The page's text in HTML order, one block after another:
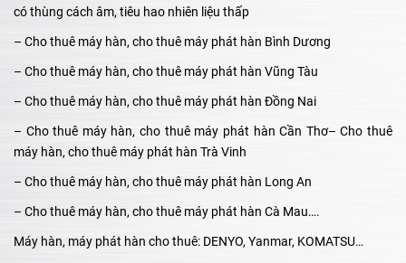
có thùng cách âm, tiêu hao nhiên liệu thấp
– Cho thuê máy hàn, cho thuê máy phát hàn Bình Dương
– Cho thuê máy hàn, cho thuê máy phát hàn Vũng Tàu
– Cho thuê máy hàn, cho thuê máy phát hàn Đồng Nai
– Cho thuê máy hàn, cho thuê máy phát hàn Cần Thơ– Cho thuê
máy hàn, cho thuê máy phát hàn Trà Vinh
– Cho thuê máy hàn, cho thuê máy phát hàn Long An
– Cho thuê máy hàn, cho thuê máy phát hàn Cà Mau….
Máy hàn, máy phát hàn cho thuê: DENYO, Yanmar, KOMATSU…